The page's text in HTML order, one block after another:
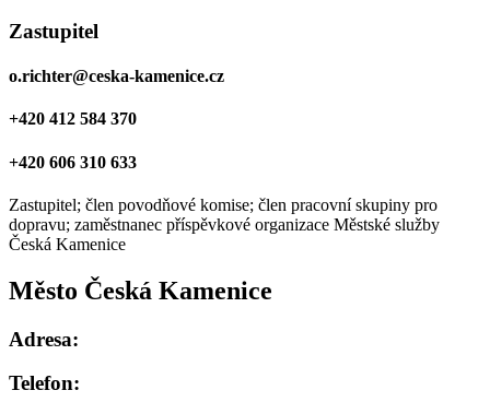
Zastupitel
o.richter@ceska-kamenice.cz
+420 412 584 370
+420 606 310 633
Zastupitel; člen povodňové komise; člen pracovní skupiny pro
dopravu; zaměstnanec příspěvkové organizace Městské služby
Česká Kamenice
Město Česká Kamenice
Adresa:
Telefon: